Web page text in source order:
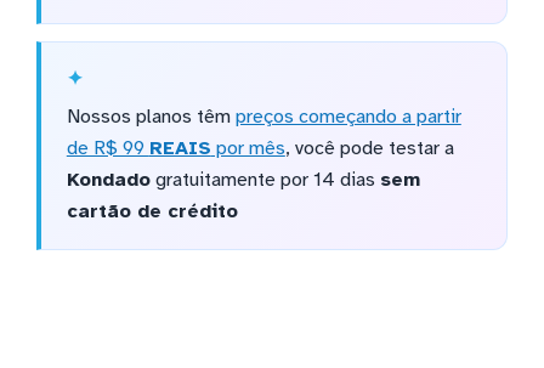
Nossos planos têm preços começando a partir
de R$ 99 REAIS por mês, você pode testar a
Kondadogratuitamente por 14 dias sem
cartão de crédito